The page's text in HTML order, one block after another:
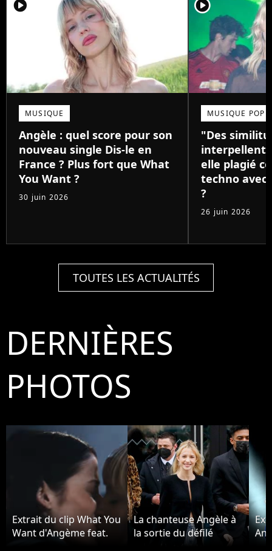
player2
MUSIQUE
Angèle : quel score pour son
nouveau single Dis-le en
France ? Plus fort que What
You Want ?
30 juin 2026
player2
MUSIQUE POP
"Des
interpellent"
elle plagié
techno avec
?
26 juin 2026
TOUTES LES ACTUALITÉS
DERNIÈRES
PHOTOS
Extrait du clip What You
Want d'Angème feat.
La chanteuse Angèle à
la sortie du défilé
Chanel Haute-Couture